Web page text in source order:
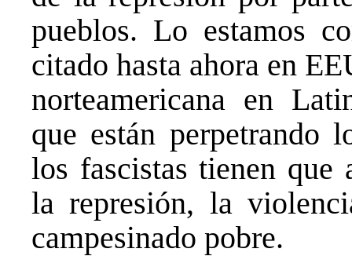
pueblos. Lo estamos
citado hasta ahora en
norteamericana en
que están perpetrando
los fascistas tienen que
la represión, la
campesinado pobre.